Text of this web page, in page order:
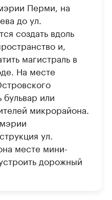
Перми, на
до ул.
создать вдоль
и,
магистраль в
На месте
бульвар или
микрорайона.
ул.
на месте мини-
дорожный